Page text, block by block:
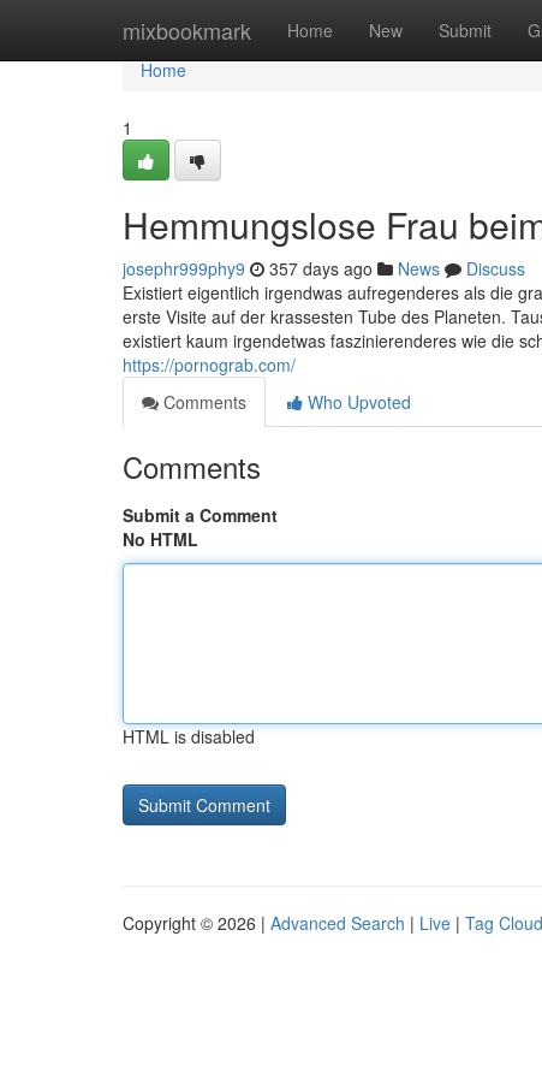
mixbookmark Home New Submit
Home
Home
1
Hemmungslose Frau
josephr999phy9 357 days ago News
Discuss
Existiert eigentlich irgendwas aufregenderes als die
erste Visite auf der krassesten Tube des Planeten.
existiert kaum irgendetwas faszinierenderes wie die
https://pornograb.com/
Comments
Who Upvoted
Comments
Submit a Comment
No HTML
HTML is disabled
Copyright © 2026 | Advanced Search | Live | Tag Cloud